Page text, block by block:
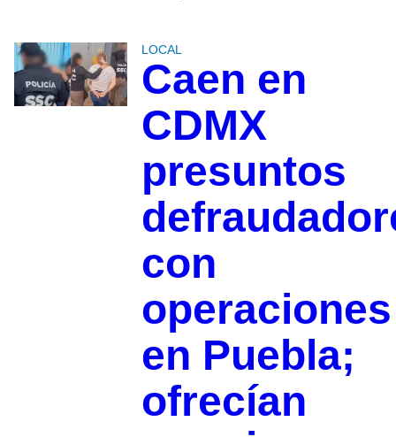
LOCAL
Caen en
CDMX
presuntos
con
operaciones
en Puebla;
ofrecían